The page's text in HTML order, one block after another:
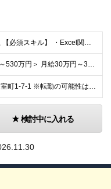
未経験可／大卒以上 【必須スキル】 ・Excel関数を使用した実務経験がある方：（Vlookupが基準） ・ブラインドタッチが可能な方（目安：タイピングスキル180key/1分間以上）
＜想定年収490万円～530万円＞ 月給30万円～32万円 ※前職経験、スキルを考慮の上、当社規定により優遇いたします。 □年1回給与改定があります □試用期間6ヶ月（期間中の待遇差異はありません）
東京都中央区日本橋室町1-7-1 ※転勤の可能性はありません。 (変更の範囲)変更なし
検討中に入れる